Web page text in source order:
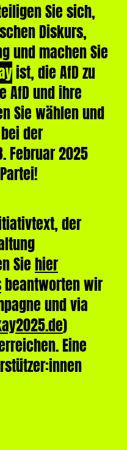
Sie sich,
Diskurs,
und machen Sie
ist, die AfD zu
AfD und ihre
Sie wählen und
der
Februar 2025
der
Siehier
beantworten wir
und via
)
Eine